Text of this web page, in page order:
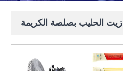
زيت الحليب بصلصة الكريمة